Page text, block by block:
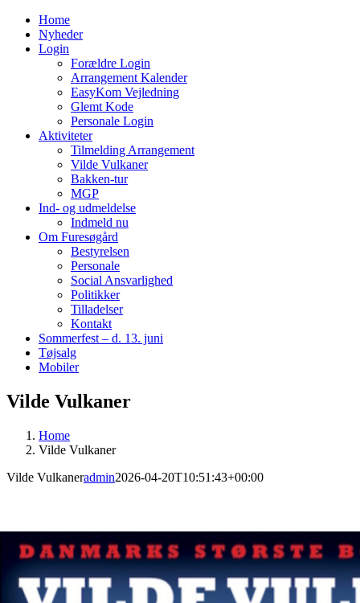
Home
Nyheder
Login
Forældre Login
Arrangement Kalender
EasyKom Vejledning
Glemt Kode
Personale Login
Aktiviteter
Tilmelding Arrangement
Vilde Vulkaner
Bakken-tur
MGP
Ind- og udmeldelse
Indmeld nu
Om Furesøgård
Bestyrelsen
Personale
Social Ansvarlighed
Politikker
Tilladelser
Kontakt
Sommerfest – d. 13. juni
Tøjsalg
Mobiler
Vilde Vulkaner
Home
Vilde Vulkaner
Vilde Vulkaneradmin2026-04-20T10:51:43+00:00